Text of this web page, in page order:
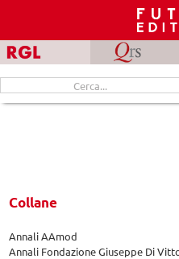
content
Cerca
per:
Collane
Annali AAmod
Annali Fondazione Giuseppe Di